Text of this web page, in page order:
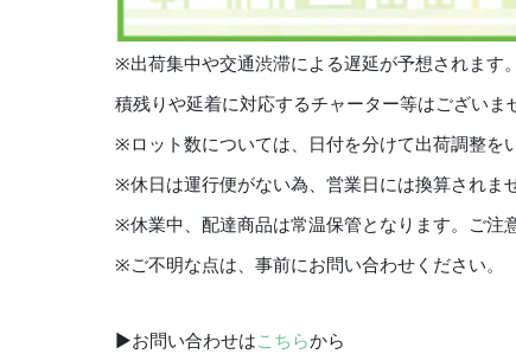
※出荷集中や交通渋滞による遅延が予想されます
積残りや延着に対応するチャーター等はございま
※ロット数については、日付を分けて出荷調整を
※休日は運行便がない為、営業日には換算されま
※休業中、配達商品は常温保管となります。ご注
※ご不明な点は、事前にお問い合わせください。
▶︎お問い合わせはこちらから